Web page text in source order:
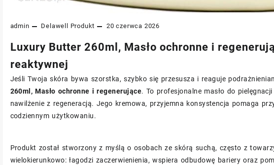
admin Delawell Produkt 20 czerwca 2026
Luxury Butter 260ml, Masło ochronne i
reaktywnej
Jeśli Twoja skóra bywa szorstka, szybko się przesusza i reaguje
260ml, Masło ochronne i regenerujące. To profesjonalne masło do
nawilżenie z regeneracją. Jego kremowa, przyjemna konsystencja pomaga
codziennym użytkowaniu.
Produkt został stworzony z myślą o osobach ze skórą suchą, często z
wielokierunkowo: łagodzi zaczerwienienia, wspiera odbudowę bariery oraz